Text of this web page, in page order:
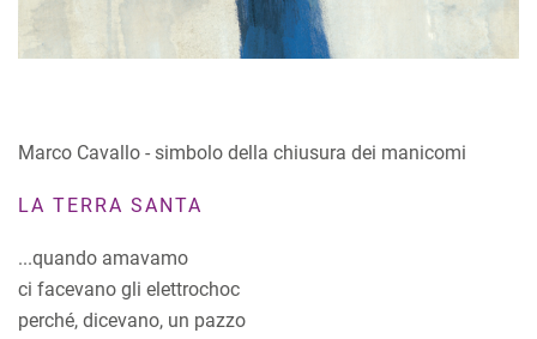
Marco Cavallo - simbolo della chiusura dei manicomi
LA TERRA SANTA
...quando amavamo
ci facevano gli elettrochoc
perché, dicevano, un pazzo